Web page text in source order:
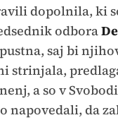
dopolnila, ki
odbora
saj bi
strinjala,
a so v
napovedali, da